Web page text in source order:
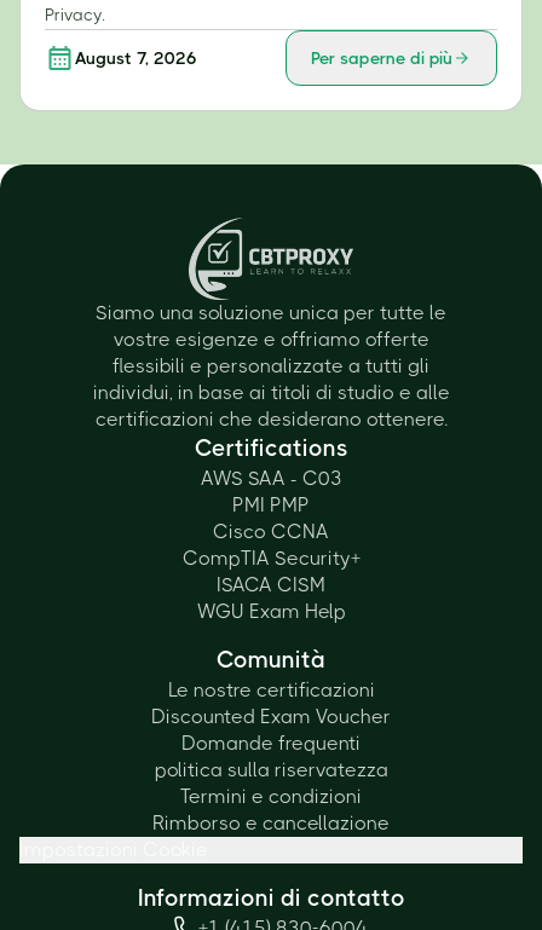
Privacy.
August 7, 2026 Per saperne di più
Siamo una soluzione unica per tutte le
vostre esigenze e offriamo offerte
flessibili e personalizzate a tutti gli
individui, in base ai titoli di studio e alle
certificazioni che desiderano ottenere.
Certifications
AWS SAA - C03
PMI PMP
Cisco CCNA
CompTIA Security+
ISACA CISM
WGU Exam Help
Comunità
Le nostre certificazioni
Discounted Exam Voucher
Domande frequenti
politica sulla riservatezza
Termini e condizioni
Rimborso e cancellazione
Informazioni di contatto